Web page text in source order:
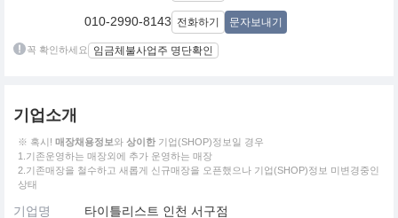
010-2990-8143 전화하기 문자보내기
꼭 확인하세요 임금체불사업주 명단확인
기업소개
※ 혹시! 매장채용정보와 상이한 기업(SHOP)정보일 경우
1.기존운영하는 매장외에 추가 운영하는 매장
2.기존매장을 철수하고 새롭게 신규매장을 오픈했으나 기업(SHOP)정보 미변경중인
상태
기업명 타이틀리스트 인천 서구점